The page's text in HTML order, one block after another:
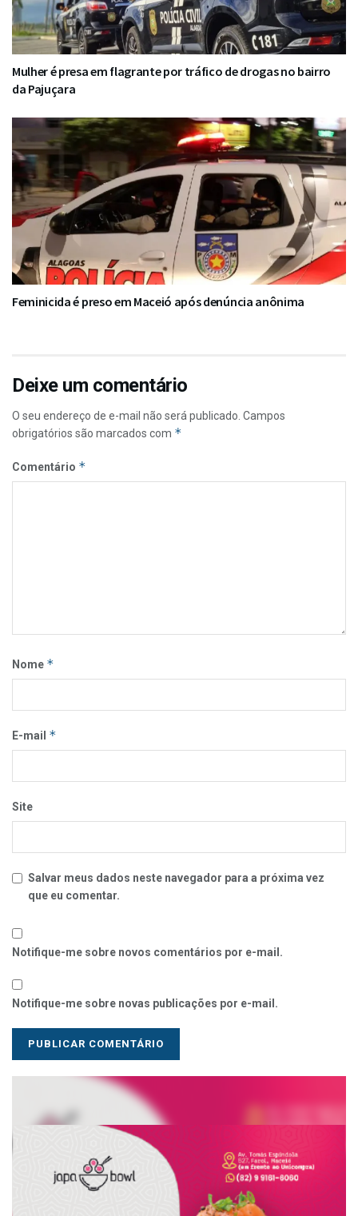
Mulher é presa em flagrante por tráfico de drogas no bairro
da Pajuçara
Feminicida é preso em Maceió após denúncia anônima
Deixe um comentário
O seu endereço de e-mail não será publicado. Campos
obrigatórios são marcados com *
Comentário *
Nome *
E-mail *
Site
Salvar meus dados neste navegador para a próxima vez
que eu comentar.
Notifique-me sobre novos comentários por e-mail.
Notifique-me sobre novas publicações por e-mail.